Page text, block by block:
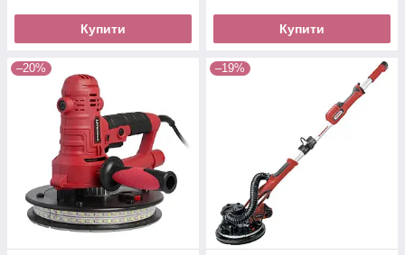
Купити Купити
–20% –19%